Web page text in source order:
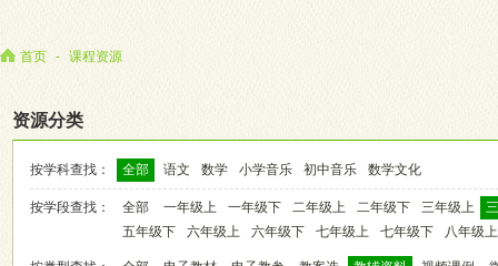
首页 - 课程资源
资源分类
按学科查找： 全部 语文 数学 小学音乐 初中音乐 数学文化
按学段查找： 全部 一年级上 一年级下 二年级上 二年级下 三年级上
五年级下
六年级上 六年级下 七年级上 七年级下 八年级上